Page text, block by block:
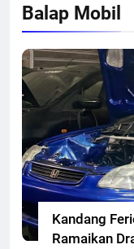
Balap Mobil
Kandang
Ramaikan